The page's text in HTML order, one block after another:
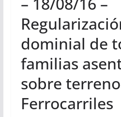
dominial de
familias
sobre
Ferrocarriles